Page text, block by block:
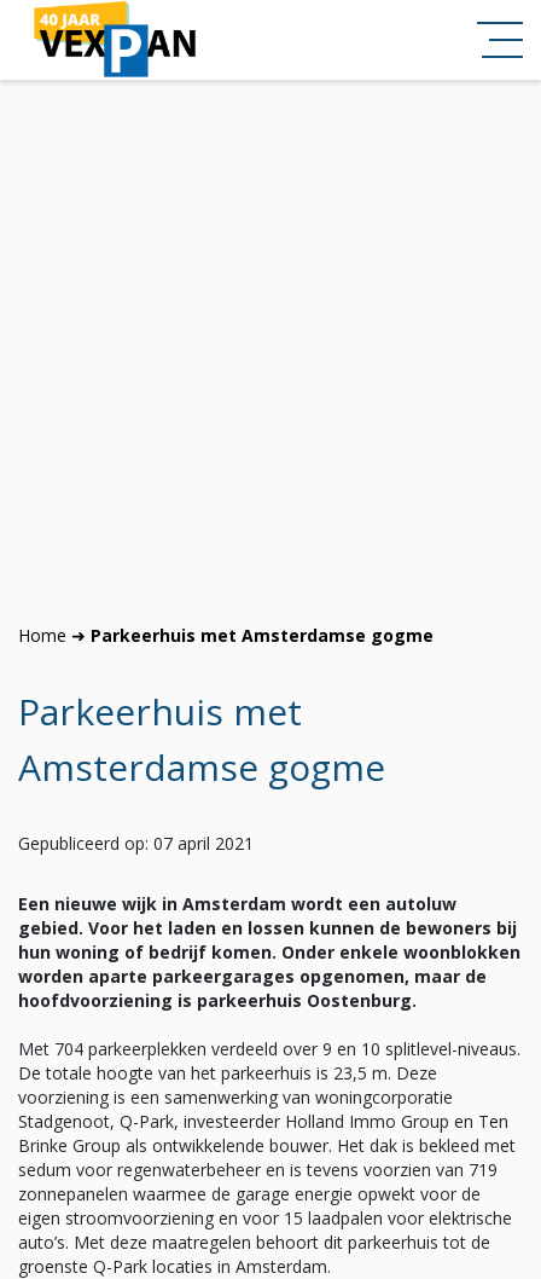
Home ➜ Parkeerhuis met Amsterdamse gogme
Parkeerhuis met
Amsterdamse gogme
Gepubliceerd op: 07 april 2021
Een nieuwe wijk in Amsterdam wordt een autoluw
gebied. Voor het laden en lossen kunnen de bewoners bij
hun woning of bedrijf komen. Onder enkele woonblokken
worden aparte parkeergarages opgenomen, maar de
hoofdvoorziening is parkeerhuis Oostenburg.
Met 704 parkeerplekken verdeeld over 9 en 10 splitlevel-niveaus.
De totale hoogte van het parkeerhuis is 23,5 m. Deze
voorziening is een samenwerking van woningcorporatie
Stadgenoot, Q-Park, investeerder Holland Immo Group en Ten
Brinke Group als ontwikkelende bouwer. Het dak is bekleed met
sedum voor regenwaterbeheer en is tevens voorzien van 719
zonnepanelen waarmee de garage energie opwekt voor de
eigen stroomvoorziening en voor 15 laadpalen voor elektrische
auto’s. Met deze maatregelen behoort dit parkeerhuis tot de
groenste Q-Park locaties in Amsterdam.